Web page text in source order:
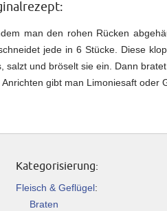
man den rohen Rücken
jede in 6 Stücke. Diese
salzt und bröselt sie ein. Dann
Anrichten gibt man Limoniesaft oder
Kategorisierung:
Fleisch & Geflügel:
Braten